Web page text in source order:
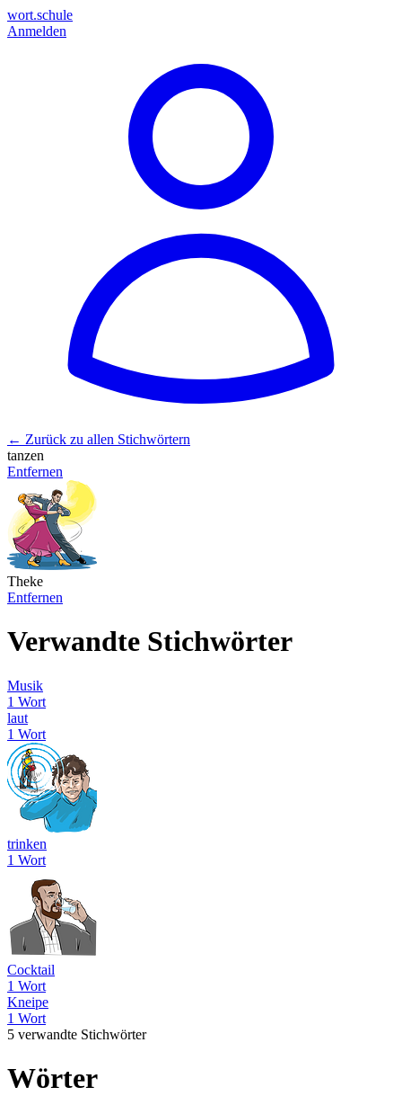
wort.schule
Anmelden
← Zurück zu allen Stichwörtern
tanzen
Entfernen
Theke
Entfernen
Verwandte Stichwörter
Musik
1 Wort
laut
1 Wort
trinken
1 Wort
Cocktail
1 Wort
Kneipe
1 Wort
5 verwandte Stichwörter
Wörter